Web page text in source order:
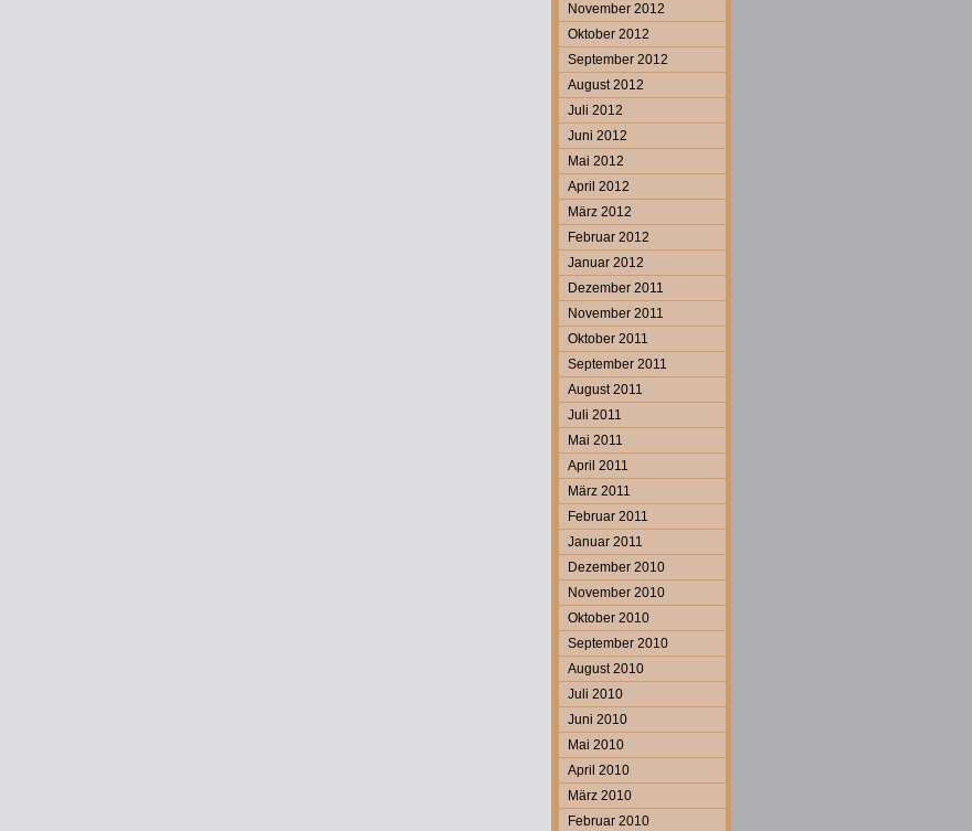
November 2012
Oktober 2012
September 2012
August 2012
Juli 2012
Juni 2012
Mai 2012
April 2012
März 2012
Februar 2012
Januar 2012
Dezember 2011
November 2011
Oktober 2011
September 2011
August 2011
Juli 2011
Mai 2011
April 2011
März 2011
Februar 2011
Januar 2011
Dezember 2010
November 2010
Oktober 2010
September 2010
August 2010
Juli 2010
Juni 2010
Mai 2010
April 2010
März 2010
Februar 2010